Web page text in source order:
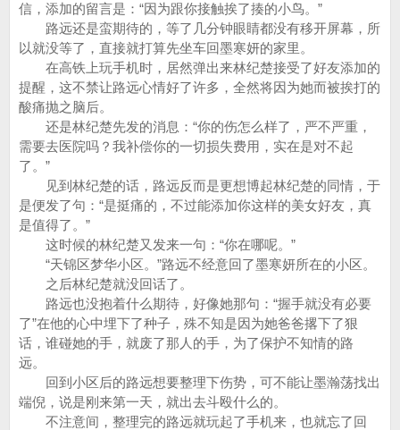
信，添加的留言是：“因为跟你接触挨了揍的小鸟。”
路远还是蛮期待的，等了几分钟眼睛都没有移开屏幕，所
以就没等了，直接就打算先坐车回墨寒妍的家里。
在高铁上玩手机时，居然弹出来林纪楚接受了好友添加的
提醒，这不禁让路远心情好了许多，全然将因为她而被挨打的
酸痛抛之脑后。
还是林纪楚先发的消息：“你的伤怎么样了，严不严重，
需要去医院吗？我补偿你的一切损失费用，实在是对不起
了。”
见到林纪楚的话，路远反而是更想博起林纪楚的同情，于
是便发了句：“是挺痛的，不过能添加你这样的美女好友，真
是值得了。”
这时候的林纪楚又发来一句：“你在哪呢。”
“天锦区梦华小区。”路远不经意回了墨寒妍所在的小区。
之后林纪楚就没回话了。
路远也没抱着什么期待，好像她那句：“握手就没有必要
了”在他的心中埋下了种子，殊不知是因为她爸爸撂下了狠
话，谁碰她的手，就废了那人的手，为了保护不知情的路
远。
回到小区后的路远想要整理下伤势，可不能让墨瀚荡找出
端倪，说是刚来第一天，就出去斗殴什么的。
不注意间，整理完的路远就玩起了手机来，也就忘了回